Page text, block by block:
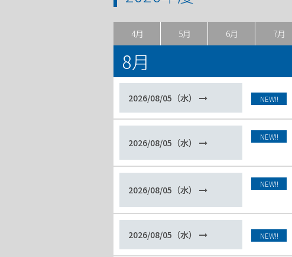
4月 5月 6月 7月
8月
2026/08/05（水） NEW!!
2026/08/05（水）
NEW!!
2026/08/05（水）
NEW!!
2026/08/05（水） NEW!!